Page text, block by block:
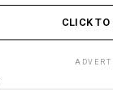
CLICK